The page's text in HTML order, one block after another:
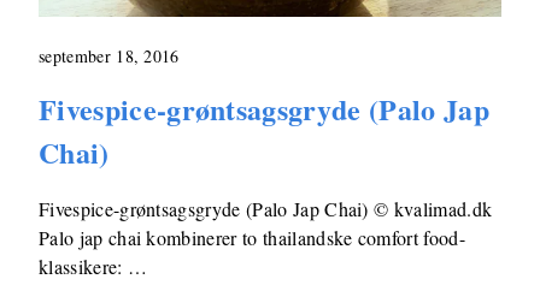
september 18, 2016
Fivespice-grøntsagsgryde (Palo Jap
Chai)
Fivespice-grøntsagsgryde (Palo Jap Chai) © kvalimad.dk
Palo jap chai kombinerer to thailandske comfort food-
klassikere: …